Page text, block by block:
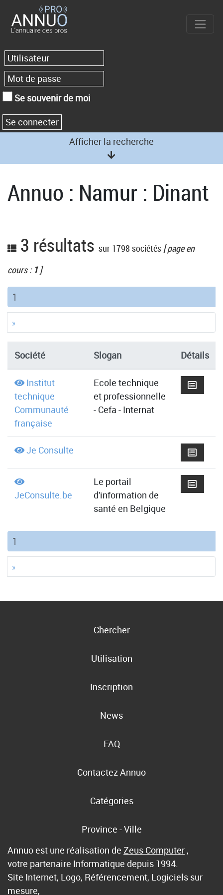
Se souvenir de moi
Afficher la recherche
Annuo : Namur : Dinant
3 résultats sur 1798 sociétés [ page en
cours : 1]
1
»
Société Slogan Détails
Institut
technique
Communauté
française
Ecole technique
et professionnelle
- Cefa - Internat
Je Consulte
JeConsulte.be
Le portail
d'information de
santé en Belgique
1
»
Chercher
Utilisation
Inscription
News
FAQ
Contactez Annuo
Catégories
Province - Ville
Annuo est une réalisation de Zeus Computer ,
votre partenaire Informatique depuis 1994.
Site Internet, Logo, Référencement, Logiciels sur
mesure,